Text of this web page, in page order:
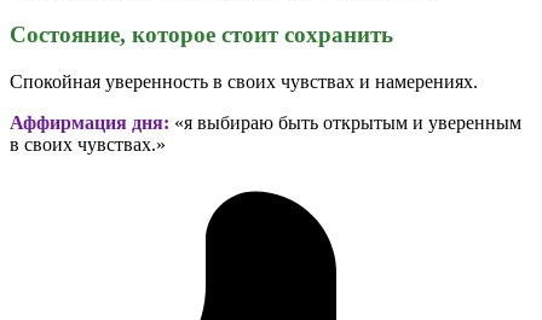
Состояние, которое стоит сохранить
Спокойная уверенность в своих чувствах и намерениях.
Аффирмация дня: «я выбираю быть открытым и уверенным
в своих чувствах.»